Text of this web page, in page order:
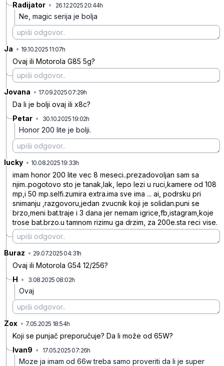
Radijator • 26.12.2025 20:44h
Ne, magic serija je bolja
Ja • 19.10.2025 11:07h
Ovaj ili Motorola G85 5g?
Jovana • 17.09.2025 07:29h
Da li je bolji ovaj ili x8c?
Petar • 30.10.2025 19:02h
Honor 200 lite je bolji.
lucky • 10.08.2025 19:33h
imam honor 200 lite vec 8 meseci..prezadovoljan sam sa
njim..pogotovo sto je tanak,lak, lepo lezi u ruci,kamere od 108
mp,i 50 mp.selfi.zumira extra.ima sve ima ... ai, podrsku pri
snimanju ,razgovoru,jedan zvucnik koji je solidan.puni se
brzo,meni bat.traje i 3 dana jer nemam igrice,fb,istagram,koje
trose bat.brzo.u tamnom rizimu ga drzim, za 200e.sta reci vise.
Buraz • 29.07.2025 04:31h
Ovaj ili Motorola G54 12/256?
H • 3.08.2025 08:02h
Ovaj
Zox • 7.05.2025 18:54h
Koji se punjač preporučuje? Da li može od 65W?
Ivan9 • 17.05.2025 07:26h
Moze ja imam od 66w treba samo proveriti da li je super